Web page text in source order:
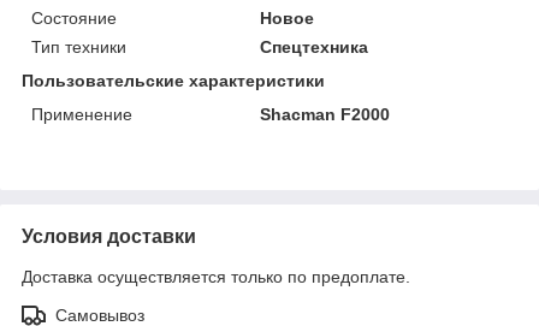
Состояние
Новое
Тип техники
Спецтехника
Пользовательские характеристики
Применение
Shacman F2000
Условия доставки
Доставка осуществляется только по предоплате.
Самовывоз